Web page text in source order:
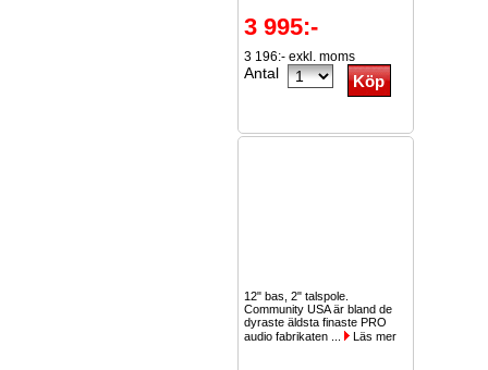
3 995:-
3 196:- exkl. moms
Antal
12" bas, 2" talspole.
Community USA är bland de
dyraste äldsta finaste PRO
audio fabrikaten ...
Läs mer